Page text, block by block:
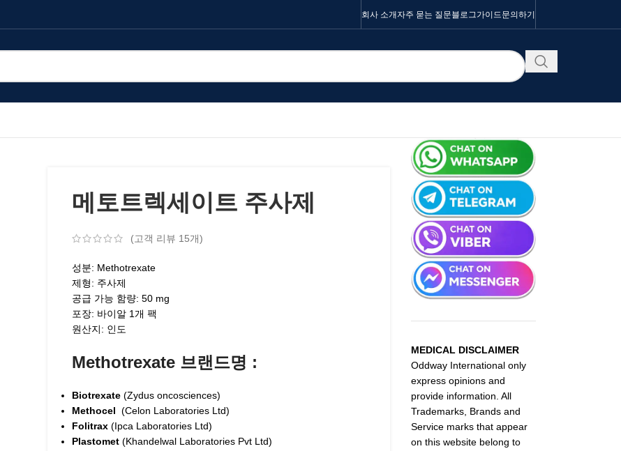
회사 소개자주 묻는 질문블로그 가이드 문의하기
메토트렉세이트 주사제
(고객 리뷰 15개)
성분: Methotrexate
제형: 주사제
공급 가능 함량: 50 mg
포장: 바이알 1개 팩
원산지: 인도
Methotrexate 브랜드명 :
Biotrexate(Zydus oncosciences)
Methocel (Celon Laboratories Ltd)
Folitrax(Ipca Laboratories Ltd)
Plastomet(Khandelwal Laboratories Pvt Ltd)
MEDICAL DISCLAIMER
Oddway International only
express opinions and
provide information. All
Trademarks, Brands and
Service marks that appear
on this website belong to